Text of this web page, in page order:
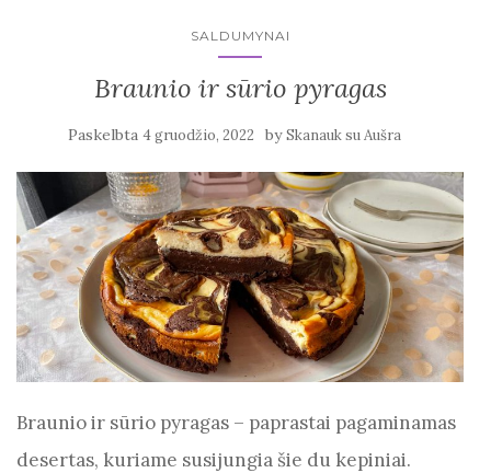
SALDUMYNAI
Braunio ir sūrio pyragas
Paskelbta 4 gruodžio, 2022 bySkanauk su Aušra
Braunio ir sūrio pyragas – paprastai pagaminamas
desertas, kuriame susijungia šie du kepiniai.